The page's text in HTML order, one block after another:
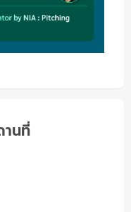
านที่